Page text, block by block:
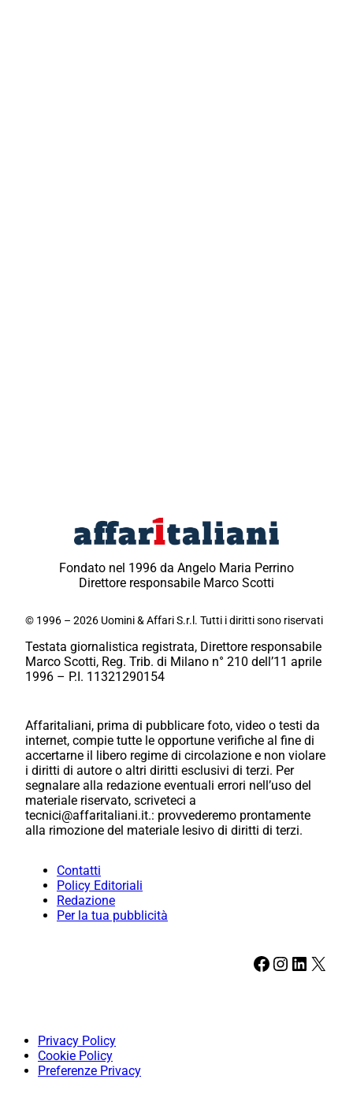
Fondato nel 1996 da Angelo Maria Perrino
Direttore responsabile Marco Scotti
© 1996 – 2026 Uomini & Affari S.r.l. Tutti i diritti sono riservati
Testata giornalistica registrata, Direttore responsabile
Marco Scotti, Reg. Trib. di Milano n° 210 dell’11 aprile
1996 – P.I. 11321290154
Affaritaliani, prima di pubblicare foto, video o testi da
internet, compie tutte le opportune verifiche al fine di
accertarne il libero regime di circolazione e non violare
i diritti di autore o altri diritti esclusivi di terzi. Per
segnalare alla redazione eventuali errori nell’uso del
materiale riservato, scriveteci a
tecnici@affaritaliani.it.: provvederemo prontamente
alla rimozione del materiale lesivo di diritti di terzi.
Contatti
Policy Editoriali
Redazione
Per la tua pubblicità
Facebook Instagram LinkedIn X
Privacy Policy
Cookie Policy
Preferenze Privacy